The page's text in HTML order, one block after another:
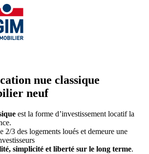
nue classique
neuf
est la forme d’investissement locatif la
2/3 des logements loués et demeure une
simplicité et liberté sur le long terme.